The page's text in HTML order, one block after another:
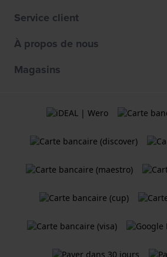
Service client
À propos de nous
Magasins